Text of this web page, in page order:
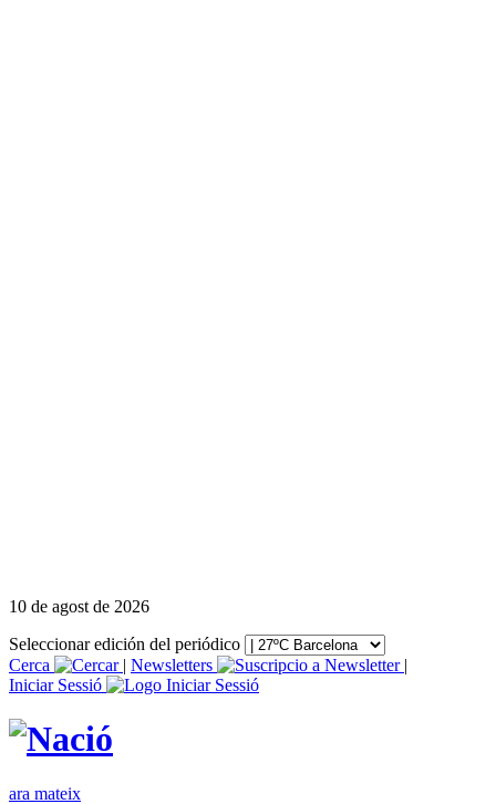
10 de agost de 2026
Seleccionar edición del periódico
Cerca
| Newsletters
|
Iniciar Sessió
ara mateix